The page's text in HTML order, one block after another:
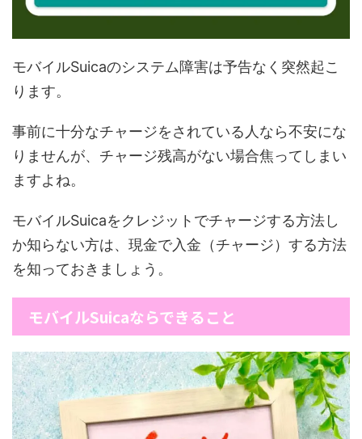
モバイルSuicaのシステム障害は予告なく突然起こ
ります。
事前に十分なチャージをされている人なら不安にな
りませんが、チャージ残高がない場合焦ってしまい
ますよね。
モバイルSuicaをクレジットでチャージする方法し
か知らない方は、現金で入金（チャージ）する方法
を知っておきましょう。
モバイルSuicaならできること